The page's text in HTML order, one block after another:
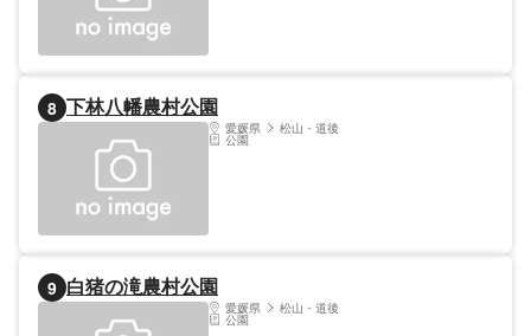
8 下林八幡農村公園
愛媛県 松山・道後
公園
9 白猪の滝農村公園
愛媛県 松山・道後
公園